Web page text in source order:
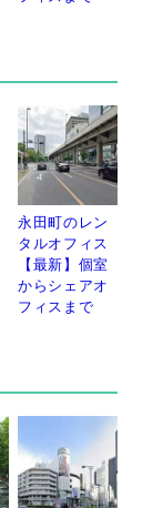
永田町のレン
タルオフィス
【最新】個室
からシェアオ
フィスまで